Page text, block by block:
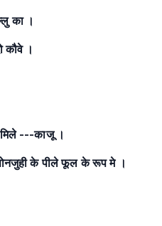
का ।
।
---काजू ।
के पीले फूल के रूप मे ।